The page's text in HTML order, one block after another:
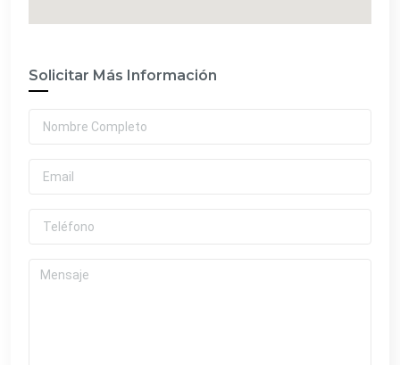
Solicitar Más Información